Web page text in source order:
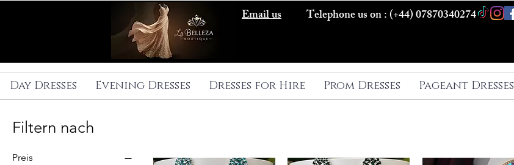
Email us Telephone us on : (+44) 07870340274
Day Dresses Evening Dresses Dresses for Hire Prom Dresses Pageant Dresses
Filtern nach
Preis